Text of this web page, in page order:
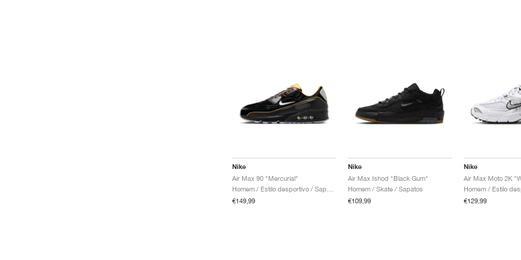
Nike
Air Max 90 "Mercurial"
€149,99
Nike
Air Max Ishod "Black Gum"
Homem / Skate / Sapatos
€109,99
Nike
€129,99